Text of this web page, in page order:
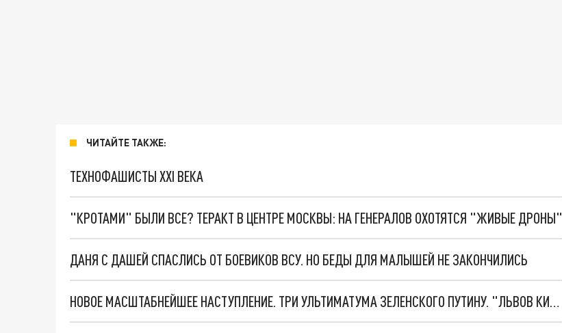
ЧИТАЙТЕ ТАКЖЕ:
ТЕХНОФАШИСТЫ XXI ВЕКА
"КРОТАМИ" БЫЛИ ВСЕ? ТЕРАКТ В ЦЕНТРЕ МОСКВЫ: НА ГЕНЕРАЛОВ ОХОТЯТСЯ "ЖИВЫЕ ДРОНЫ"
ДАНЯ С ДАШЕЙ СПАСЛИСЬ ОТ БОЕВИКОВ ВСУ. НО БЕДЫ ДЛЯ МАЛЫШЕЙ НЕ ЗАКОНЧИЛИСЬ
НОВОЕ МАСШТАБНЕЙШЕЕ НАСТУПЛЕНИЕ. ТРИ УЛЬТИМАТУМА ЗЕЛЕНСКОГО ПУТИНУ. "ЛЬВОВ КИМА" ПОСТАВЯТ НА ПВО? ГЛОБАЛЬНЫЙ ПРОРЫВ ПОД ЗАПОРОЖЬЕМ